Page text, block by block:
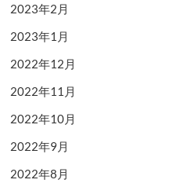
2023年2月
2023年1月
2022年12月
2022年11月
2022年10月
2022年9月
2022年8月